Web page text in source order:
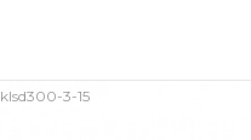
klsd300-3-15